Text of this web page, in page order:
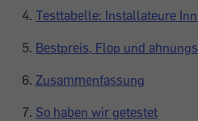
Testtabelle: Installateure
Bestpreis, Flop und
Zusammenfassung
So haben wir getestet